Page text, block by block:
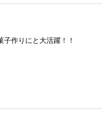
作りにと大活躍！！